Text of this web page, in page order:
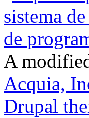
A
Acquia,
Drupal